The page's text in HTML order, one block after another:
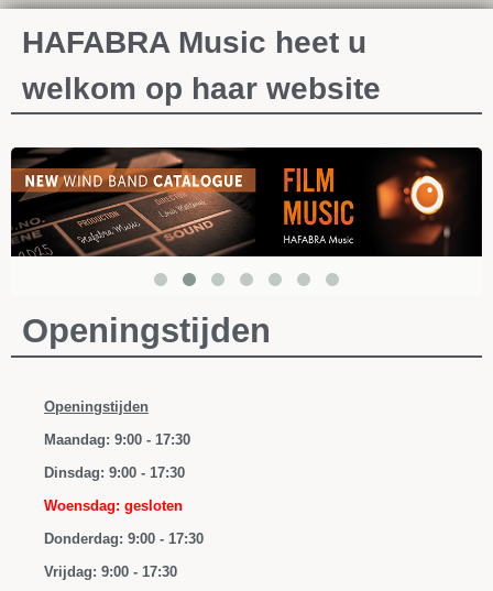
HAFABRA Music heet u
welkom op haar website
Openingstijden
Openingstijden
Maandag: 9:00 - 17:30
Dinsdag: 9:00 - 17:30
Woensdag: gesloten
Donderdag: 9:00 - 17:30
Vrijdag: 9:00 - 17:30